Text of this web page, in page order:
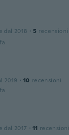
dal 2018 · 5 recensioni
2019 · 10 recensioni
dal 2017 · 11 recensioni